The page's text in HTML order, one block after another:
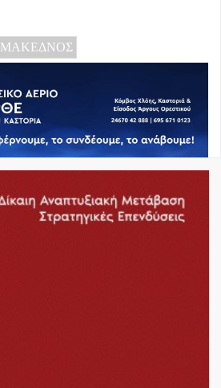
ΜΑΚΕΔΝΟΣ